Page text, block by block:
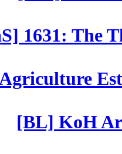
1631: The
[BL] KoH